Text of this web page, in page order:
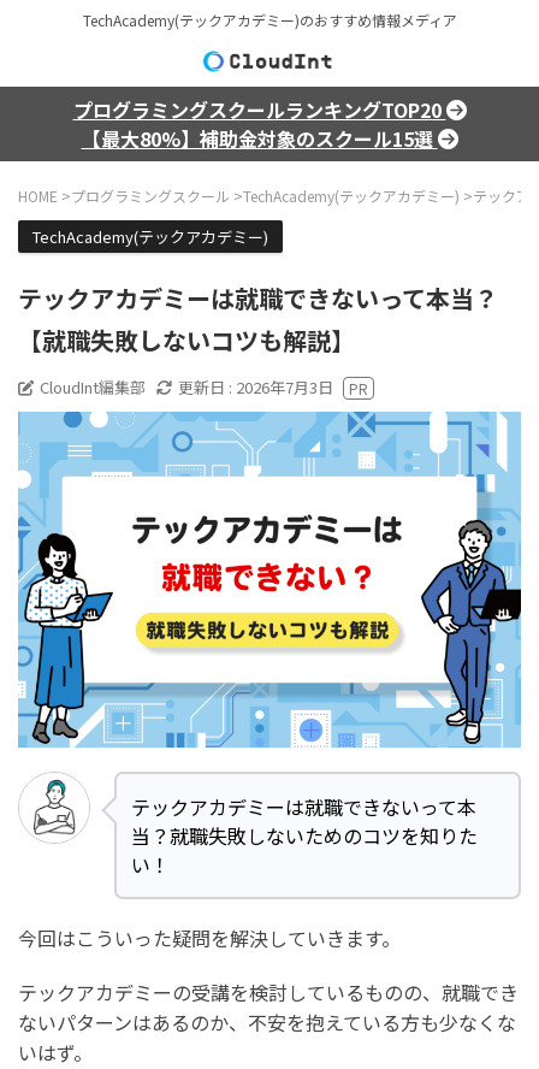
TechAcademy(テックアカデミー)のおすすめ情報メディア
プログラミングスクールランキングTOP20
【最大80%】補助金対象のスクール15選
HOME >プログラミングスクール >TechAcademy(テックアカデミー) >テックア
TechAcademy(テックアカデミー)
テックアカデミーは就職できないって本当？
【就職失敗しないコツも解説】
CloudInt編集部 更新日 : 2026年7月3日
テックアカデミーは就職できないって本
当？就職失敗しないためのコツを知りた
い！
今回はこういった疑問を解決していきます。
テックアカデミーの受講を検討しているものの、就職でき
ないパターンはあるのか、不安を抱えている方も少なくな
いはず。